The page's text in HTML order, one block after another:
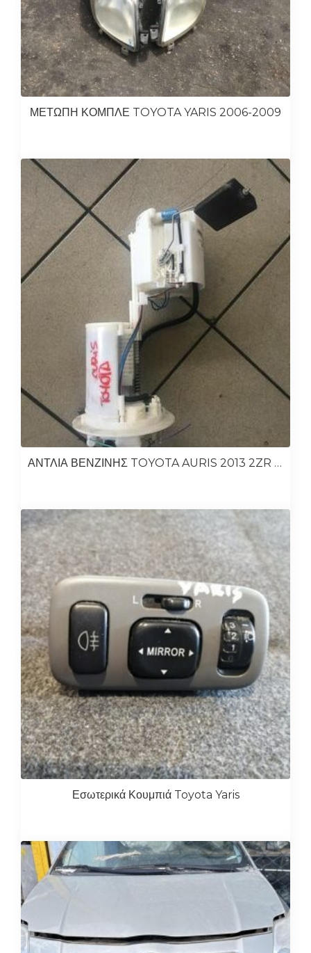
ΜΕΤΩΠΗ ΚΟΜΠΛΕ TOYOTA YARIS 2006-2009
ΑΝΤΛΙΑ ΒΕΝΖΙΝΗΣ TOYOTA AURIS 2013 2ZR 1.8 ΥΒΡΙΔΙΚΟ
Εσωτερικά Κουμπιά Toyota Yaris